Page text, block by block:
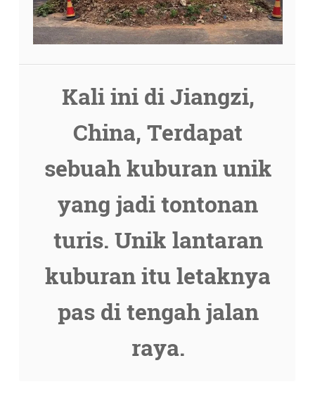
Kali ini di Jiangzi,
China, Terdapat
sebuah kuburan unik
yang jadi tontonan
turis. Unik lantaran
kuburan itu letaknya
pas di tengah jalan
raya.